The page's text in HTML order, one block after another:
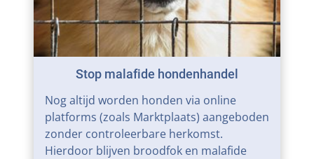
Stop malafide hondenhandel
Nog altijd worden honden via online
platforms (zoals Marktplaats) aangeboden
zonder controleerbare herkomst.
Hierdoor blijven broodfok en malafide